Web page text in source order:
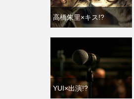
高橋朱里×キス!?
YUI×出演!?